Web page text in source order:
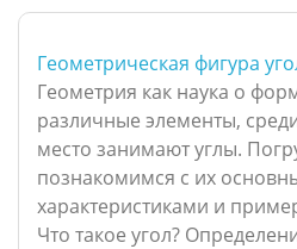
Геометрическая фигура
Геометрия как наука о
различные элементы,
место занимают углы.
познакомимся с их
характеристиками и
Что такое угол?